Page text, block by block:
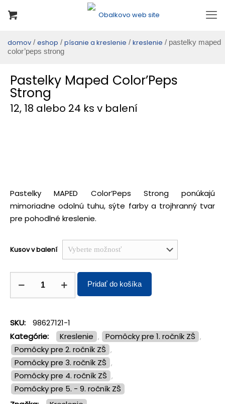
domov / eshop / písanie a kreslenie / kreslenie / pastelky maped
color’peps strong
Pastelky Maped Color’Peps
Strong
12, 18 alebo 24 ks v balení
Pastelky MAPED Color’Peps Strong ponúkajú
mimoriadne odolnú tuhu, sýte farby a trojhranný tvar
pre pohodlné kreslenie.
Kusov v balení
Pridať do košíka
SKU:
98627121-1
Kategórie:
Kreslenie , Pomôcky pre 1. ročník ZŠ ,
Pomôcky pre 2. ročník ZŠ ,
Pomôcky pre 3. ročník ZŠ ,
Pomôcky pre 4. ročník ZŠ ,
Pomôcky pre 5. - 9. ročník ZŠ